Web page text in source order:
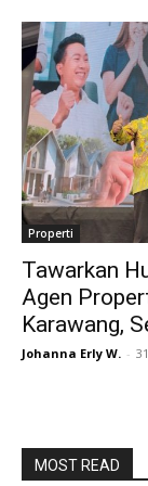
Properti
Tawarkan
Agen
Karawang,
Johanna Erly W. -
MOST READ